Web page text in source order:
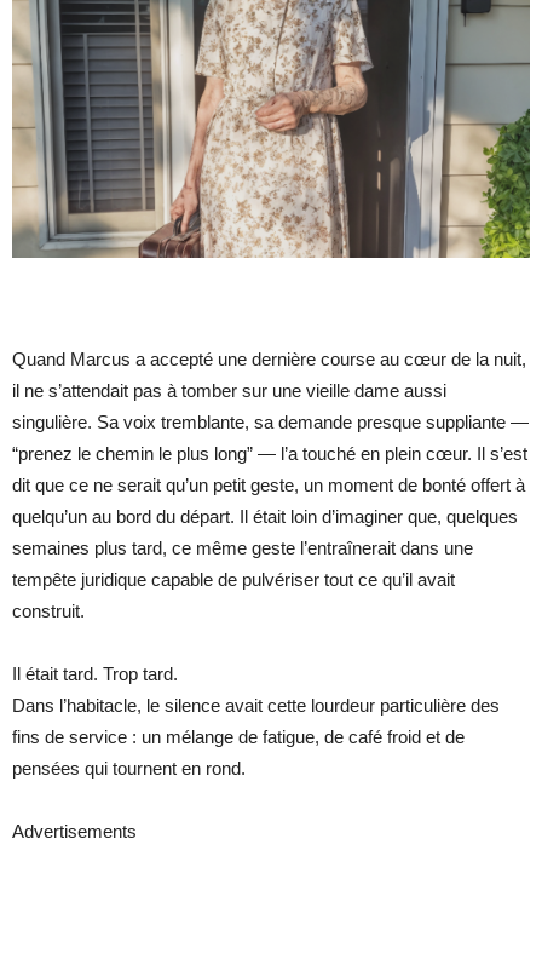
Quand Marcus a accepté une dernière course au cœur de la nuit,
il ne s’attendait pas à tomber sur une vieille dame aussi
singulière. Sa voix tremblante, sa demande presque suppliante —
“prenez le chemin le plus long” — l’a touché en plein cœur. Il s’est
dit que ce ne serait qu’un petit geste, un moment de bonté offert à
quelqu’un au bord du départ. Il était loin d’imaginer que, quelques
semaines plus tard, ce même geste l’entraînerait dans une
tempête juridique capable de pulvériser tout ce qu’il avait
construit.
Il était tard. Trop tard.
Dans l’habitacle, le silence avait cette lourdeur particulière des
fins de service : un mélange de fatigue, de café froid et de
pensées qui tournent en rond.
Advertisements